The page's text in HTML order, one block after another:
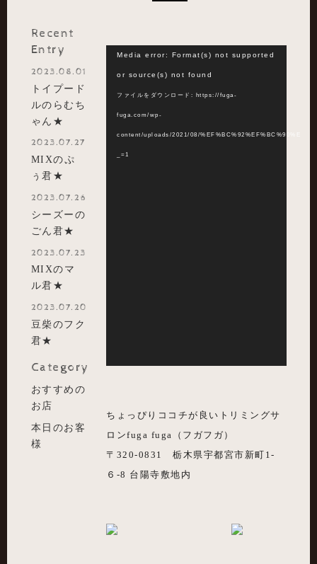
Media error: Format(s) not supported
or source(s) not found
ファイルをダウンロード: https://fuga-
fuga.com/wp-
content/uploads/2021/08/
_=1
ちょっぴりココチが良いトリミングサ
ロンfuga fuga（フガフガ）
〒320-0831 栃木県宇都宮市新町1-
６-8 台陽寺敷地内
Recent
Entry
2023.08.01
トイプード
ルのらむち
ゃん★
2023.07.27
MIXのぷ
ぅ君★
2023.07.26
シーズーの
ごん君★
2023.07.23
MIXのマ
ル君★
2023.07.20
豆柴のフク
君★
Category
おすすめの
お店
本日のお客
様